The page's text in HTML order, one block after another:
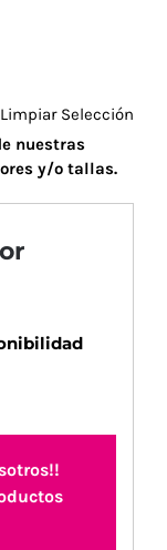
Limpiar Selección
nuestras
y/o tallas.